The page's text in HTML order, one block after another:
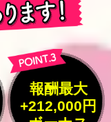
報酬最大
+212,000円